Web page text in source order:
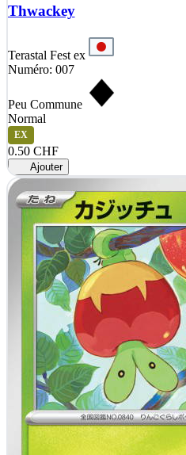
Thwackey
Terastal Fest ex
Numéro: 007
Peu Commune
Normal
EX
0.50 CHF
Ajouter